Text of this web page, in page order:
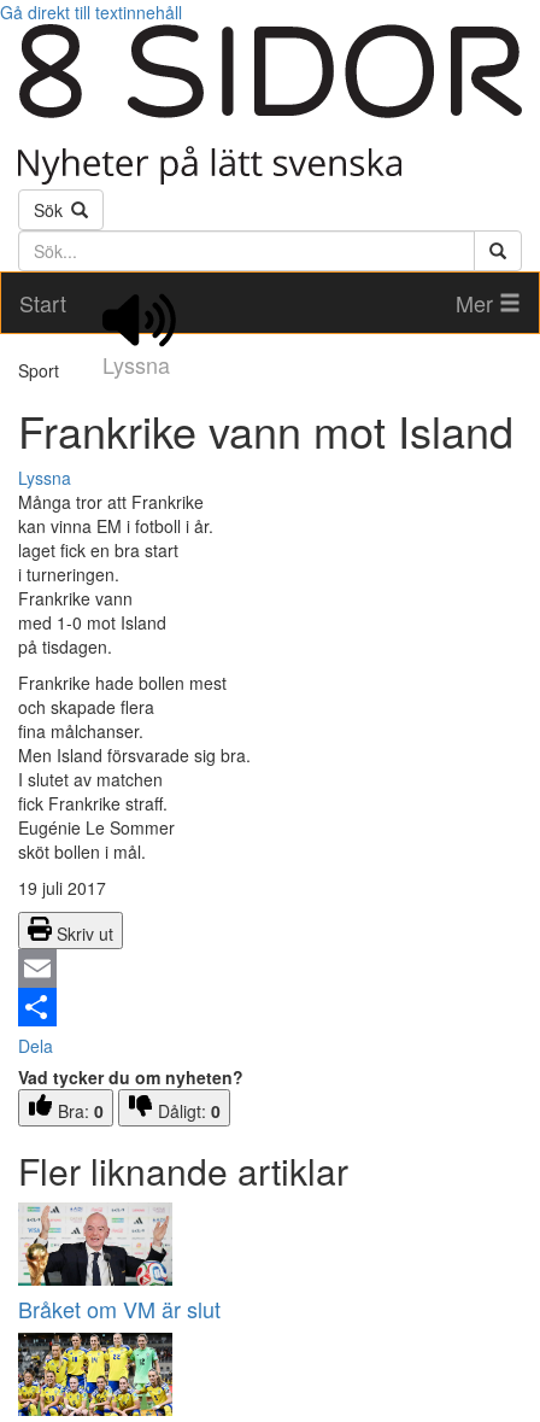
Gå direkt till textinnehåll
Sök
Söktext
Start
Lyssna
Mer
Sport
Frankrike vann mot Island
Lyssna
Många tror att Frankrike
kan vinna EM i fotboll i år.
laget fick en bra start
i turneringen.
Frankrike vann
med 1-0 mot Island
på tisdagen.
Frankrike hade bollen mest
och skapade flera
fina målchanser.
Men Island försvarade sig bra.
I slutet av matchen
fick Frankrike straff.
Eugénie Le Sommer
sköt bollen i mål.
19 juli 2017
Skriv ut
Email
Dela
Vad tycker du om nyheten?
Bra: 0 Dåligt: 0
Fler liknande artiklar
Bråket om VM är slut